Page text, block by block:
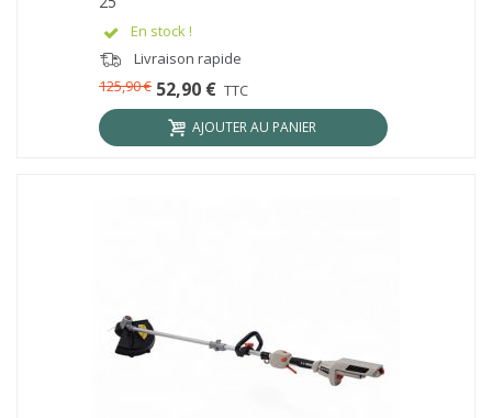
En stock !
Livraison rapide
52,90 € TTC
125,90 €
AJOUTER AU PANIER